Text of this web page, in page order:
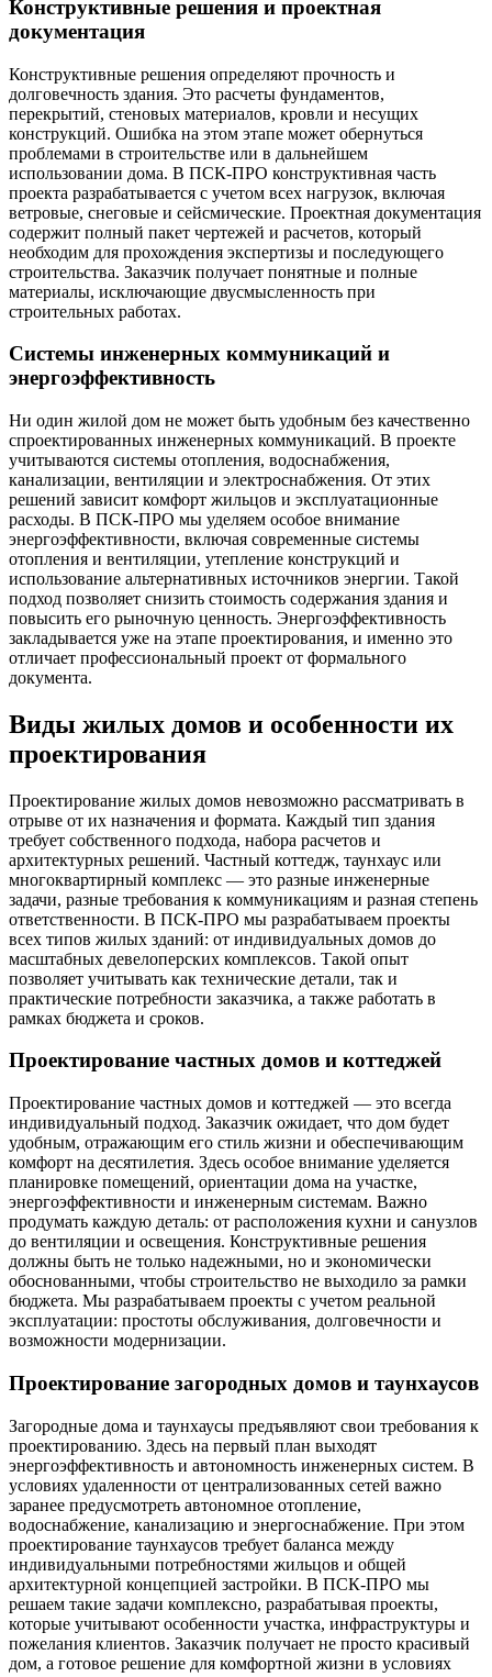
Конструктивные решения и проектная
документация
Конструктивные решения определяют прочность и
долговечность здания. Это расчеты фундаментов,
перекрытий, стеновых материалов, кровли и несущих
конструкций. Ошибка на этом этапе может обернуться
проблемами в строительстве или в дальнейшем
использовании дома. В ПСК-ПРО конструктивная часть
проекта разрабатывается с учетом всех нагрузок, включая
ветровые, снеговые и сейсмические. Проектная документация
содержит полный пакет чертежей и расчетов, который
необходим для прохождения экспертизы и последующего
строительства. Заказчик получает понятные и полные
материалы, исключающие двусмысленность при
строительных работах.
Системы инженерных коммуникаций и
энергоэффективность
Ни один жилой дом не может быть удобным без качественно
спроектированных инженерных коммуникаций. В проекте
учитываются системы отопления, водоснабжения,
канализации, вентиляции и электроснабжения. От этих
решений зависит комфорт жильцов и эксплуатационные
расходы. В ПСК-ПРО мы уделяем особое внимание
энергоэффективности, включая современные системы
отопления и вентиляции, утепление конструкций и
использование альтернативных источников энергии. Такой
подход позволяет снизить стоимость содержания здания и
повысить его рыночную ценность. Энергоэффективность
закладывается уже на этапе проектирования, и именно это
отличает профессиональный проект от формального
документа.
Виды жилых домов и особенности их
проектирования
Проектирование жилых домов невозможно рассматривать в
отрыве от их назначения и формата. Каждый тип здания
требует собственного подхода, набора расчетов и
архитектурных решений. Частный коттедж, таунхаус или
многоквартирный комплекс — это разные инженерные
задачи, разные требования к коммуникациям и разная степень
ответственности. В ПСК-ПРО мы разрабатываем проекты
всех типов жилых зданий: от индивидуальных домов до
масштабных девелоперских комплексов. Такой опыт
позволяет учитывать как технические детали, так и
практические потребности заказчика, а также работать в
рамках бюджета и сроков.
Проектирование частных домов и коттеджей
Проектирование частных домов и коттеджей — это всегда
индивидуальный подход. Заказчик ожидает, что дом будет
удобным, отражающим его стиль жизни и обеспечивающим
комфорт на десятилетия. Здесь особое внимание уделяется
планировке помещений, ориентации дома на участке,
энергоэффективности и инженерным системам. Важно
продумать каждую деталь: от расположения кухни и санузлов
до вентиляции и освещения. Конструктивные решения
должны быть не только надежными, но и экономически
обоснованными, чтобы строительство не выходило за рамки
бюджета. Мы разрабатываем проекты с учетом реальной
эксплуатации: простоты обслуживания, долговечности и
возможности модернизации.
Проектирование загородных домов и таунхаусов
Загородные дома и таунхаусы предъявляют свои требования к
проектированию. Здесь на первый план выходят
энергоэффективность и автономность инженерных систем. В
условиях удаленности от централизованных сетей важно
заранее предусмотреть автономное отопление,
водоснабжение, канализацию и энергоснабжение. При этом
проектирование таунхаусов требует баланса между
индивидуальными потребностями жильцов и общей
архитектурной концепцией застройки. В ПСК-ПРО мы
решаем такие задачи комплексно, разрабатывая проекты,
которые учитывают особенности участка, инфраструктуры и
пожелания клиентов. Заказчик получает не просто красивый
дом, а готовое решение для комфортной жизни в условиях